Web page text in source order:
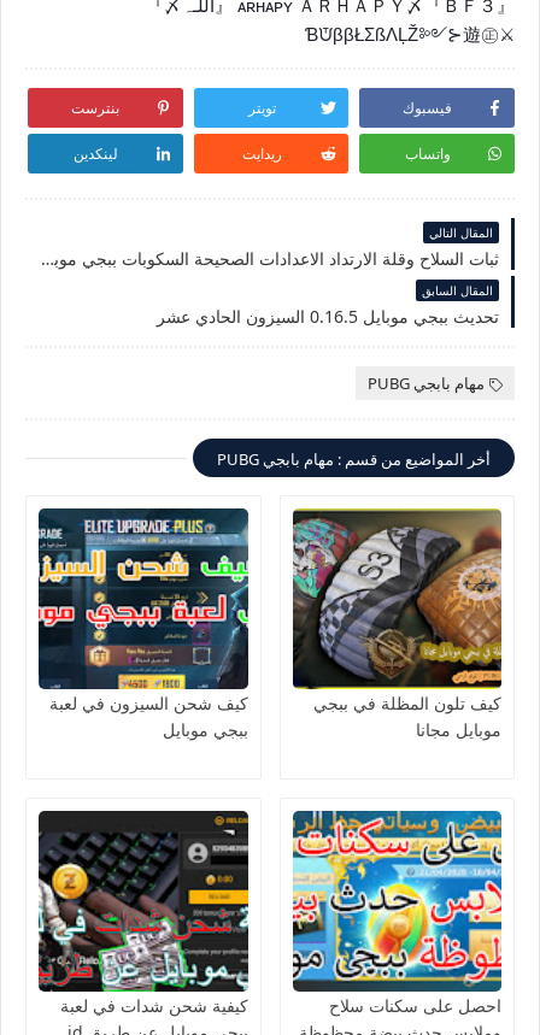
ᴀʀʜᴀᴘʏ ＡＲＨＡＰＹ〆『ＢＦ３』 『اللّـہ〆』
⚔ƁᙈββŁΣßΛĻŽ༻⊱遊㊣
فيسبوك تويتر بنترست
واتساب ريدايت لينكدين
المقال التالي
ثبات السلاح وقلة الارتداد الاعدادات الصحيحة السكوبات ببجي موبايل للهاتف
المقال السابق
تحديث ببجي موبايل 0.16.5 السيزون الحادي عشر
مهام بابجي PUBG
أخر المواضيع من قسم : مهام بابجي PUBG
كيف تلون المظلة في ببجي
موبايل مجانا
كيف شحن السيزون في لعبة
ببجي موبايل
احصل على سكنات سلاح
كيفية شحن شدات في لعبة